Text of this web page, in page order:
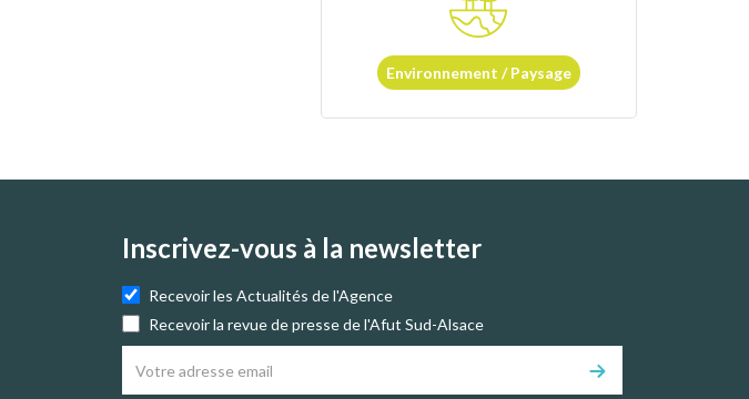
Environnement / Paysage
Inscrivez-vous à la newsletter
Recevoir les Actualités de l'Agence
Recevoir la revue de presse de l'Afut Sud-Alsace